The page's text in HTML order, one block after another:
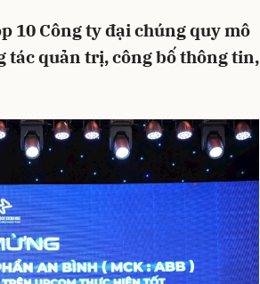
10 Công ty đại chúng quy mô
tác quản trị, công bố thông tin,